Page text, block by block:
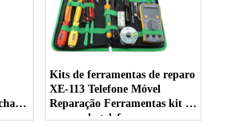
Kits de ferramentas de reparo
XE-113 Telefone Móvel
Reparação Ferramentas kit de
reparo do telefone com